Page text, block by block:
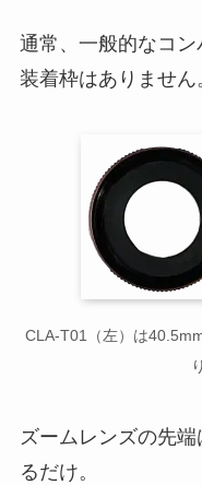
通常、一般的なコ
装着枠はありません
CLA-T01（左）は
ズームレンズの先
るだけ。